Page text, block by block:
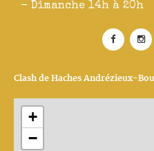
- Dimanche 14h à 20h
Clash de Haches Andrézieux-
+
−